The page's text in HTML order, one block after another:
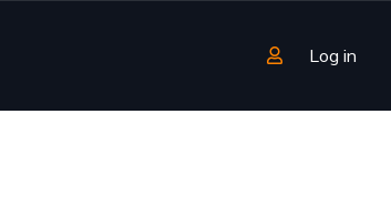
Log in